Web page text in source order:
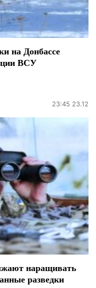
на Донбассе
ВСУ
23:45 23.12
наращивать
разведки